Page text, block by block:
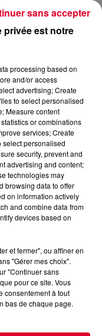
Christophe
Crédit :Worakls
privée est notre
processing based on
and/or access
advertising; Create
to select personalised
Measure content
or combinations
services; Create
select personalised
security, prevent and
advertising and content;
technologies may
browsing data to offer
on information actively
and combine data from
devices based on
et fermer", ou affiner en
"Gérer mes choix".
"Continuer sans
pour ce site. Vous
consentement à tout
bas de chaque page.
sans accepter